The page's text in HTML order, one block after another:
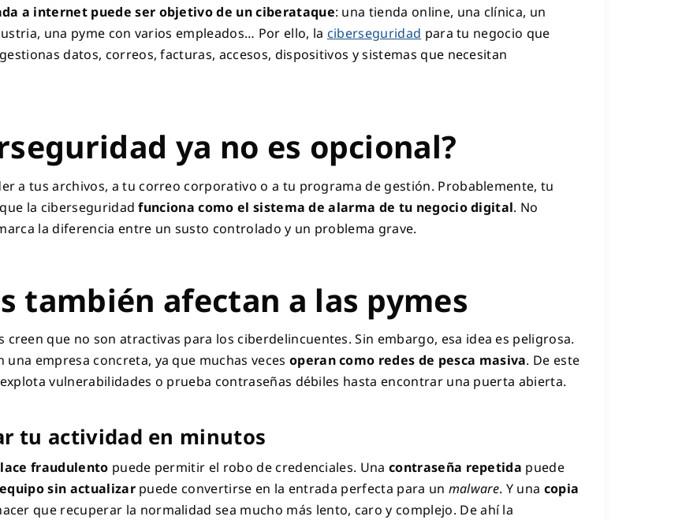
a internet puede ser objetivo de un ciberataque: una tienda online, una clínica, un
una pyme con varios empleados… Por ello, la ciberseguridad para tu negocio que
datos, correos, facturas, accesos, dispositivos y sistemas que necesitan
ya no es opcional?
a tus archivos, a tu correo corporativo o a tu programa de gestión. Probablemente, tu
la ciberseguridadfunciona como el sistema de alarma de tu negocio digital. No
la diferencia entre un susto controlado y un problema grave.
también afectan a las pymes
creen que no son atractivas para los ciberdelincuentes. Sin embargo, esa idea es peligrosa.
empresa concreta, ya que muchas veces operan como redes de pesca masiva. De este
vulnerabilidades o prueba contraseñas débiles hasta encontrar una puerta abierta.
tu actividad en minutos
fraudulento puede permitir el robo de credenciales. Unacontraseña repetida puede
equipo sin actualizarpuede convertirse en la entrada perfecta para un malware. Y una copia
que recuperar la normalidad sea mucho más lento, caro y complejo. De ahí la